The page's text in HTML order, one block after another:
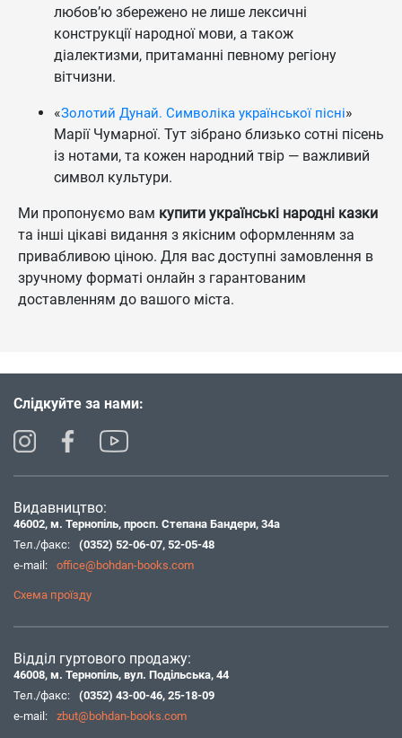
любов’ю збережено не лише лексичні
конструкції народної мови, а також
діалектизми, притаманні певному регіону
вітчизни.
«Золотий Дунай. Символіка української пісні»
Марії Чумарної. Тут зібрано близько сотні пісень
із нотами, та кожен народний твір — важливий
символ культури.
Ми пропонуємо вам купити українські народні казки
та інші цікаві видання з якісним оформленням за
привабливою ціною. Для вас доступні замовлення в
зручному форматі онлайн з гарантованим
доставленням до вашого міста.
Слідкуйте за нами:
Видавництво:
46002, м. Тернопіль, просп. Степана Бандери, 34а
Тел./факс:
(0352) 52-06-07, 52-05-48
e-mail:
office@bohdan-books.com
Схема проїзду
Відділ гуртового продажу:
46008, м. Тернопіль, вул. Подільська, 44
Тел./факс:
(0352) 43-00-46, 25-18-09
e-mail:
zbut@bohdan-books.com